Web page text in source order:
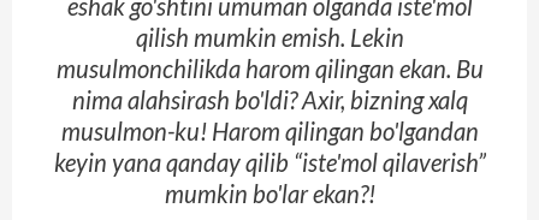
qilish mumkin emish. Lekin
musulmonchilikda harom qilingan ekan. Bu
nima alahsirash bo'ldi? Axir, bizning xalq
musulmon-ku! Harom qilingan bo'lgandan
keyin yana qanday qilib “iste'mol qilaverish”
mumkin bo'lar ekan?!